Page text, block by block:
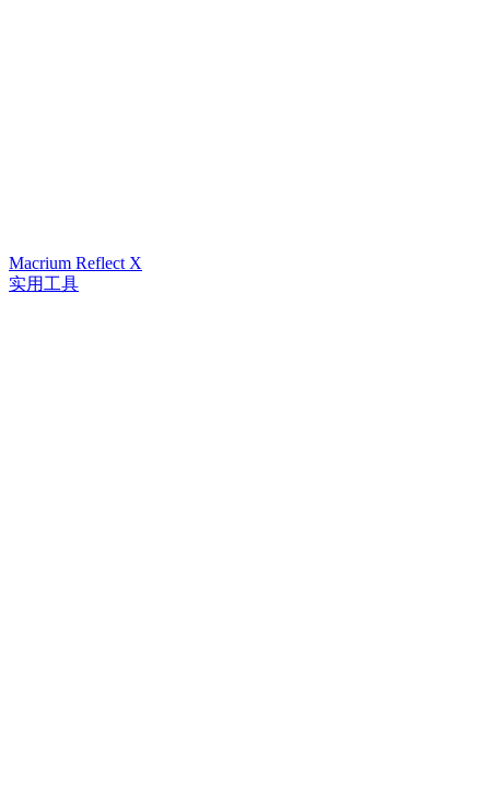
Macrium Reflect X
实用工具